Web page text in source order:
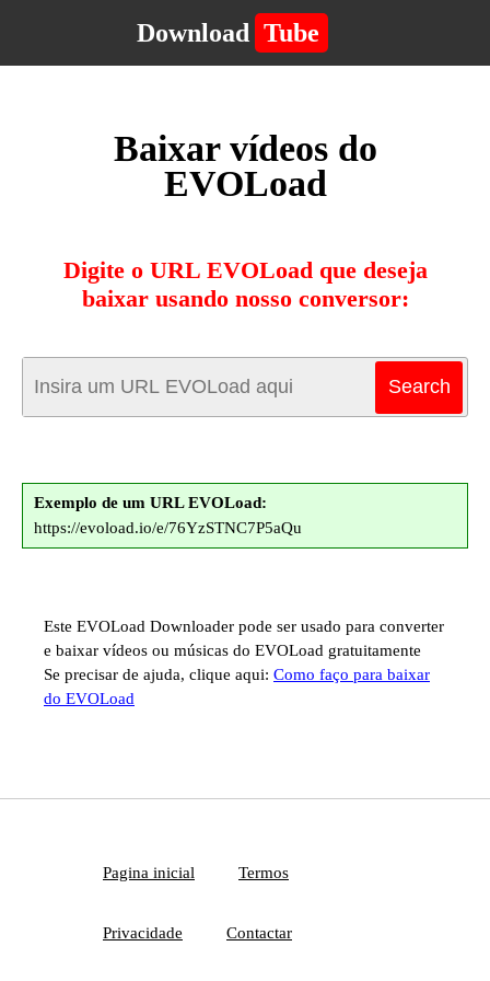
Download Tube
Baixar vídeos do
EVOLoad
Digite o URL EVOLoad que deseja
baixar usando nosso conversor:
Exemplo de um URL EVOLoad:
https://evoload.io/e/76YzSTNC7P5aQu
Este EVOLoad Downloader pode ser usado para converter
e baixar vídeos ou músicas do EVOLoad gratuitamente
Se precisar de ajuda, clique aqui: Como faço para baixar
do EVOLoad
Pagina inicial Termos
Privacidade Contactar